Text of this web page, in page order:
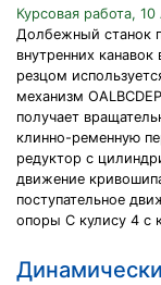
Курсовая работа,
Долбежный станок
внутренних
резцом
механизм
получает
клинно-ременную
редуктор с
движение
поступательное
опоры С кулису 4 с